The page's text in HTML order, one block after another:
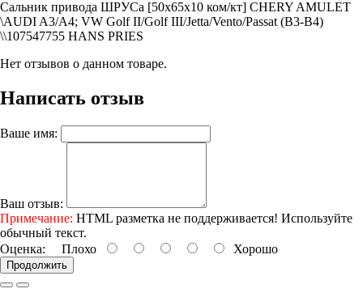
Сальник привода ШРУСа [50x65x10 ком/кт] CHERY AMULET
\AUDI A3/A4; VW Golf II/Golf III/Jetta/Vento/Passat (B3-B4)
\\107547755 HANS PRIES
Нет отзывов о данном товаре.
Написать отзыв
Ваше имя:
Ваш отзыв:
Примечание: HTML разметка не поддерживается! Используйте
обычный текст.
Оценка: Плохо Хорошо
Продолжить